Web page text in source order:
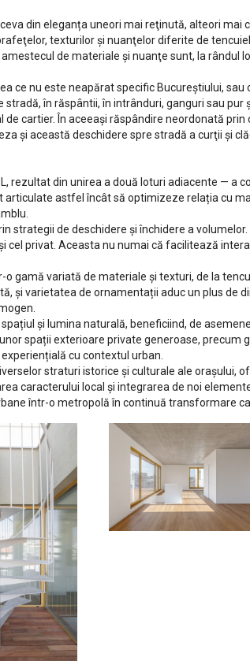
din eleganța uneori mai reţinută, alteori mai
texturilor şi nuanţelor diferite de
de materiale şi nuanţe sunt, la rândul
ce nu este neapărat specific Bucureştiului, sau
în răspântii, în intrânduri, ganguri sau pur
cartier. În aceeaşi răspândire neordonată
şi această deschidere spre stradă a curţii şi
rezultat din unirea a două loturi adiacente — a
astfel încât să optimizeze relația cu
strategii de deschidere și închidere a
privat. Aceasta nu numai că facilitează
gamă variată de materiale și texturi, de la
și varietatea de ornamentații aduc un plus de
și lumina naturală, beneficiind, de
spații exterioare private generoase, precum
cu contextul urban.
straturi istorice și culturale ale orașului,
caracterului local și integrarea de noi
într-o metropolă în continuă transformare ca